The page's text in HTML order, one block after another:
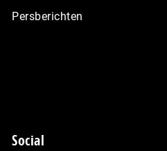
Persberichten
Social